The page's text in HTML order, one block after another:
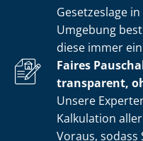
Gesetzeslage
Umgebung
diese immer
Faires
transparent,
Unsere
Kalkulation
Voraus, sodass